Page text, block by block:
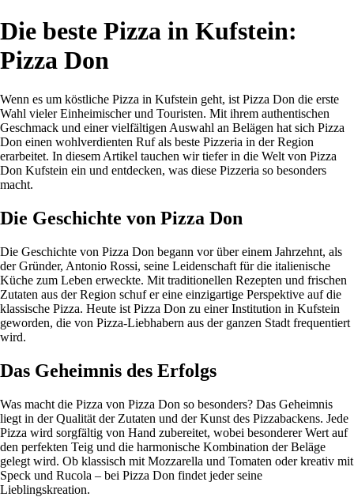
Die beste Pizza in Kufstein:
Pizza Don
Wenn es um köstliche Pizza in Kufstein geht, ist Pizza Don die erste
Wahl vieler Einheimischer und Touristen. Mit ihrem authentischen
Geschmack und einer vielfältigen Auswahl an Belägen hat sich Pizza
Don einen wohlverdienten Ruf als beste Pizzeria in der Region
erarbeitet. In diesem Artikel tauchen wir tiefer in die Welt von Pizza
Don Kufstein ein und entdecken, was diese Pizzeria so besonders
macht.
Die Geschichte von Pizza Don
Die Geschichte von Pizza Don begann vor über einem Jahrzehnt, als
der Gründer, Antonio Rossi, seine Leidenschaft für die italienische
Küche zum Leben erweckte. Mit traditionellen Rezepten und frischen
Zutaten aus der Region schuf er eine einzigartige Perspektive auf die
klassische Pizza. Heute ist Pizza Don zu einer Institution in Kufstein
geworden, die von Pizza-Liebhabern aus der ganzen Stadt frequentiert
wird.
Das Geheimnis des Erfolgs
Was macht die Pizza von Pizza Don so besonders? Das Geheimnis
liegt in der Qualität der Zutaten und der Kunst des Pizzabackens. Jede
Pizza wird sorgfältig von Hand zubereitet, wobei besonderer Wert auf
den perfekten Teig und die harmonische Kombination der Beläge
gelegt wird. Ob klassisch mit Mozzarella und Tomaten oder kreativ mit
Speck und Rucola – bei Pizza Don findet jeder seine
Lieblingskreation.